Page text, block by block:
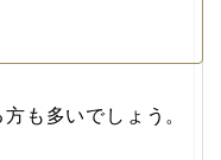
も多いでしょう。